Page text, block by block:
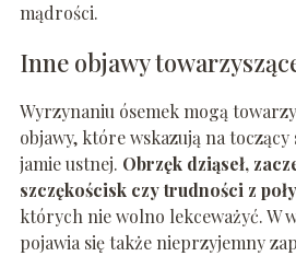
mądrości.
Inne objawy
Wyrzynaniu ósemek mogą
objawy, które wskazują na
jamie ustnej. Obrzęk dziąseł,
szczękościsk czy trudności z
których nie wolno lekceważyć. W
pojawia się także nieprzyjemny